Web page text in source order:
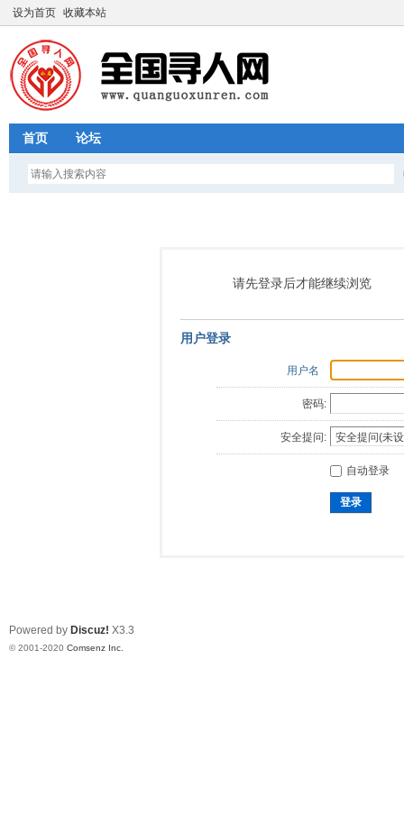
设为首页 收藏本站
首页 论坛
请先登录后才能继续浏览
用户登录
用户名
密码:
安全提问:
自动登录
登录
Powered by Discuz! X3.3
© 2001-2020 Comsenz Inc.